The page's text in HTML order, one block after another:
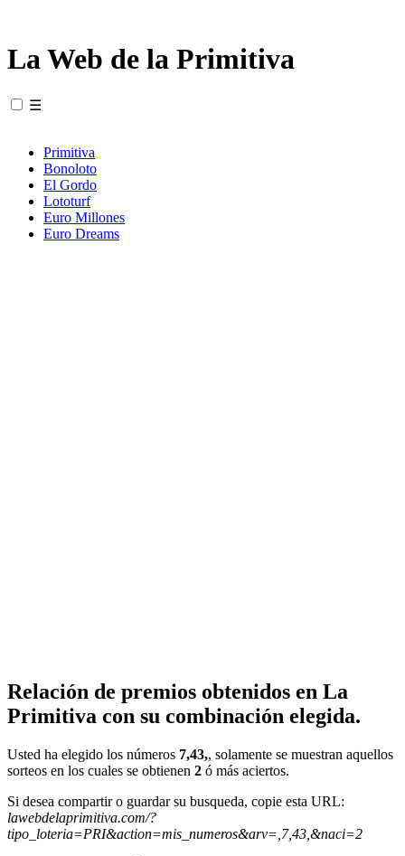
La Web de la Primitiva
☰
Primitiva
Bonoloto
El Gordo
Lototurf
Euro Millones
Euro Dreams
Relación de premios obtenidos en La
Primitiva con su combinación elegida.
Usted ha elegido los números 7,43,, solamente se muestran aquellos
sorteos en los cuales se obtienen 2 ó más aciertos.
Si desea compartir o guardar su busqueda, copie esta URL:
lawebdelaprimitiva.com/?
tipo_loteria=PRI&action=mis_numeros&arv=,7,43,&naci=2